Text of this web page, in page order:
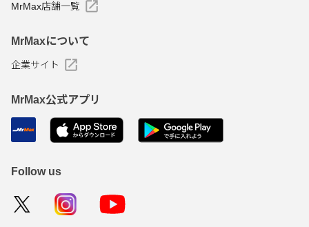
MrMax店舗一覧
MrMaxについて
企業サイト
MrMax公式アプリ
Follow us